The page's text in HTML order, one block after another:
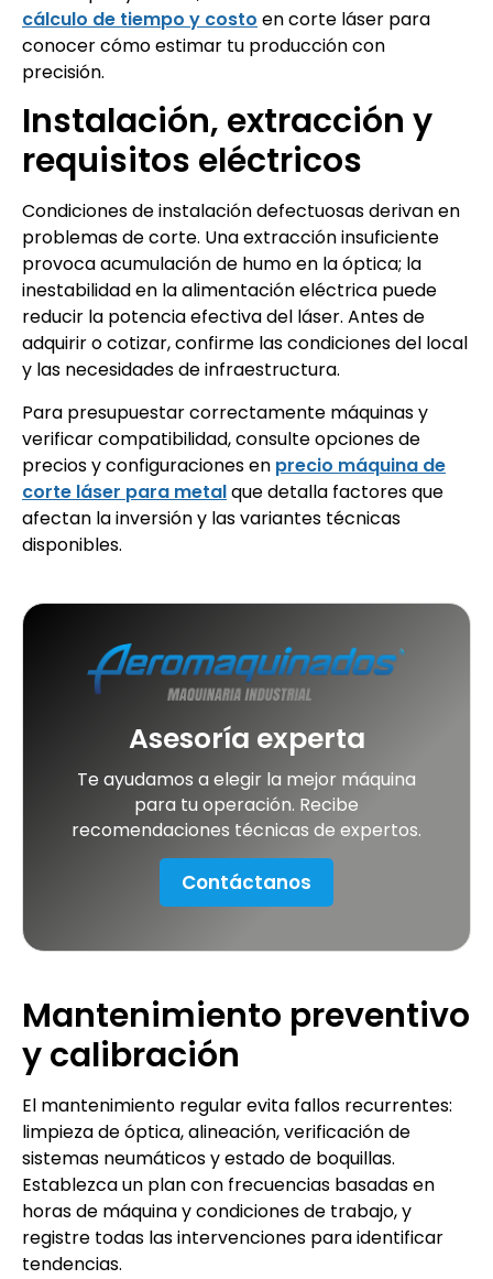
cálculo de tiempo y costo en corte láser para
conocer cómo estimar tu producción con
precisión.
Instalación, extracción y
requisitos eléctricos
Condiciones de instalación defectuosas derivan en
problemas de corte. Una extracción insuficiente
provoca acumulación de humo en la óptica; la
inestabilidad en la alimentación eléctrica puede
reducir la potencia efectiva del láser. Antes de
adquirir o cotizar, confirme las condiciones del local
y las necesidades de infraestructura.
Para presupuestar correctamente máquinas y
verificar compatibilidad, consulte opciones de
precios y configuraciones en precio máquina de
corte láser para metalque detalla factores que
afectan la inversión y las variantes técnicas
disponibles.
Asesoría experta
Te ayudamos a elegir la mejor máquina
para tu operación. Recibe
recomendaciones técnicas de expertos.
Contáctanos
Mantenimiento preventivo
y calibración
El mantenimiento regular evita fallos recurrentes:
limpieza de óptica, alineación, verificación de
sistemas neumáticos y estado de boquillas.
Establezca un plan con frecuencias basadas en
horas de máquina y condiciones de trabajo, y
registre todas las intervenciones para identificar
tendencias.